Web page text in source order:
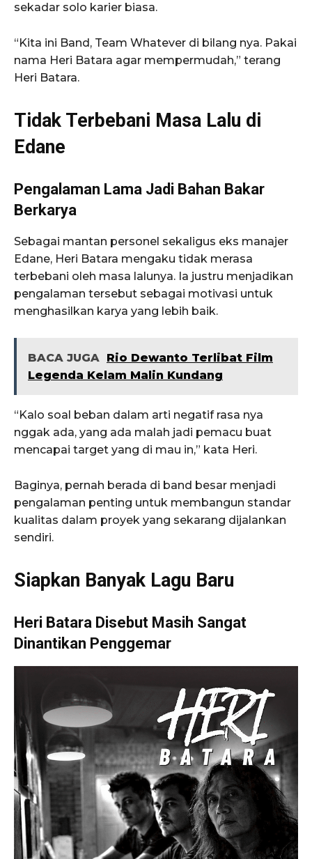
sekadar solo karier biasa.
“Kita ini Band, Team Whatever di bilang nya. Pakai
nama Heri Batara agar mempermudah,” terang
Heri Batara.
Tidak Terbebani Masa Lalu di
Edane
Pengalaman Lama Jadi Bahan Bakar
Berkarya
Sebagai mantan personel sekaligus eks manajer
Edane, Heri Batara mengaku tidak merasa
terbebani oleh masa lalunya. Ia justru menjadikan
pengalaman tersebut sebagai motivasi untuk
menghasilkan karya yang lebih baik.
BACA JUGA Rio Dewanto Terlibat Film
Legenda Kelam Malin Kundang
“Kalo soal beban dalam arti negatif rasa nya
nggak ada, yang ada malah jadi pemacu buat
mencapai target yang di mau in,” kata Heri.
Baginya, pernah berada di band besar menjadi
pengalaman penting untuk membangun standar
kualitas dalam proyek yang sekarang dijalankan
sendiri.
Siapkan Banyak Lagu Baru
Heri Batara Disebut Masih Sangat
Dinantikan Penggemar